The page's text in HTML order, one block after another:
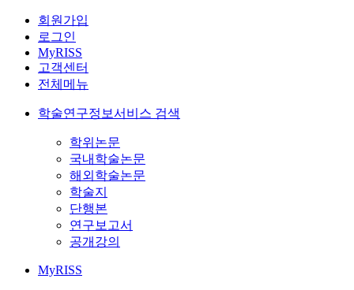
회원가입
로그인
MyRISS
고객센터
전체메뉴
학술연구정보서비스 검색
학위논문
국내학술논문
해외학술논문
학술지
단행본
연구보고서
공개강의
MyRISS